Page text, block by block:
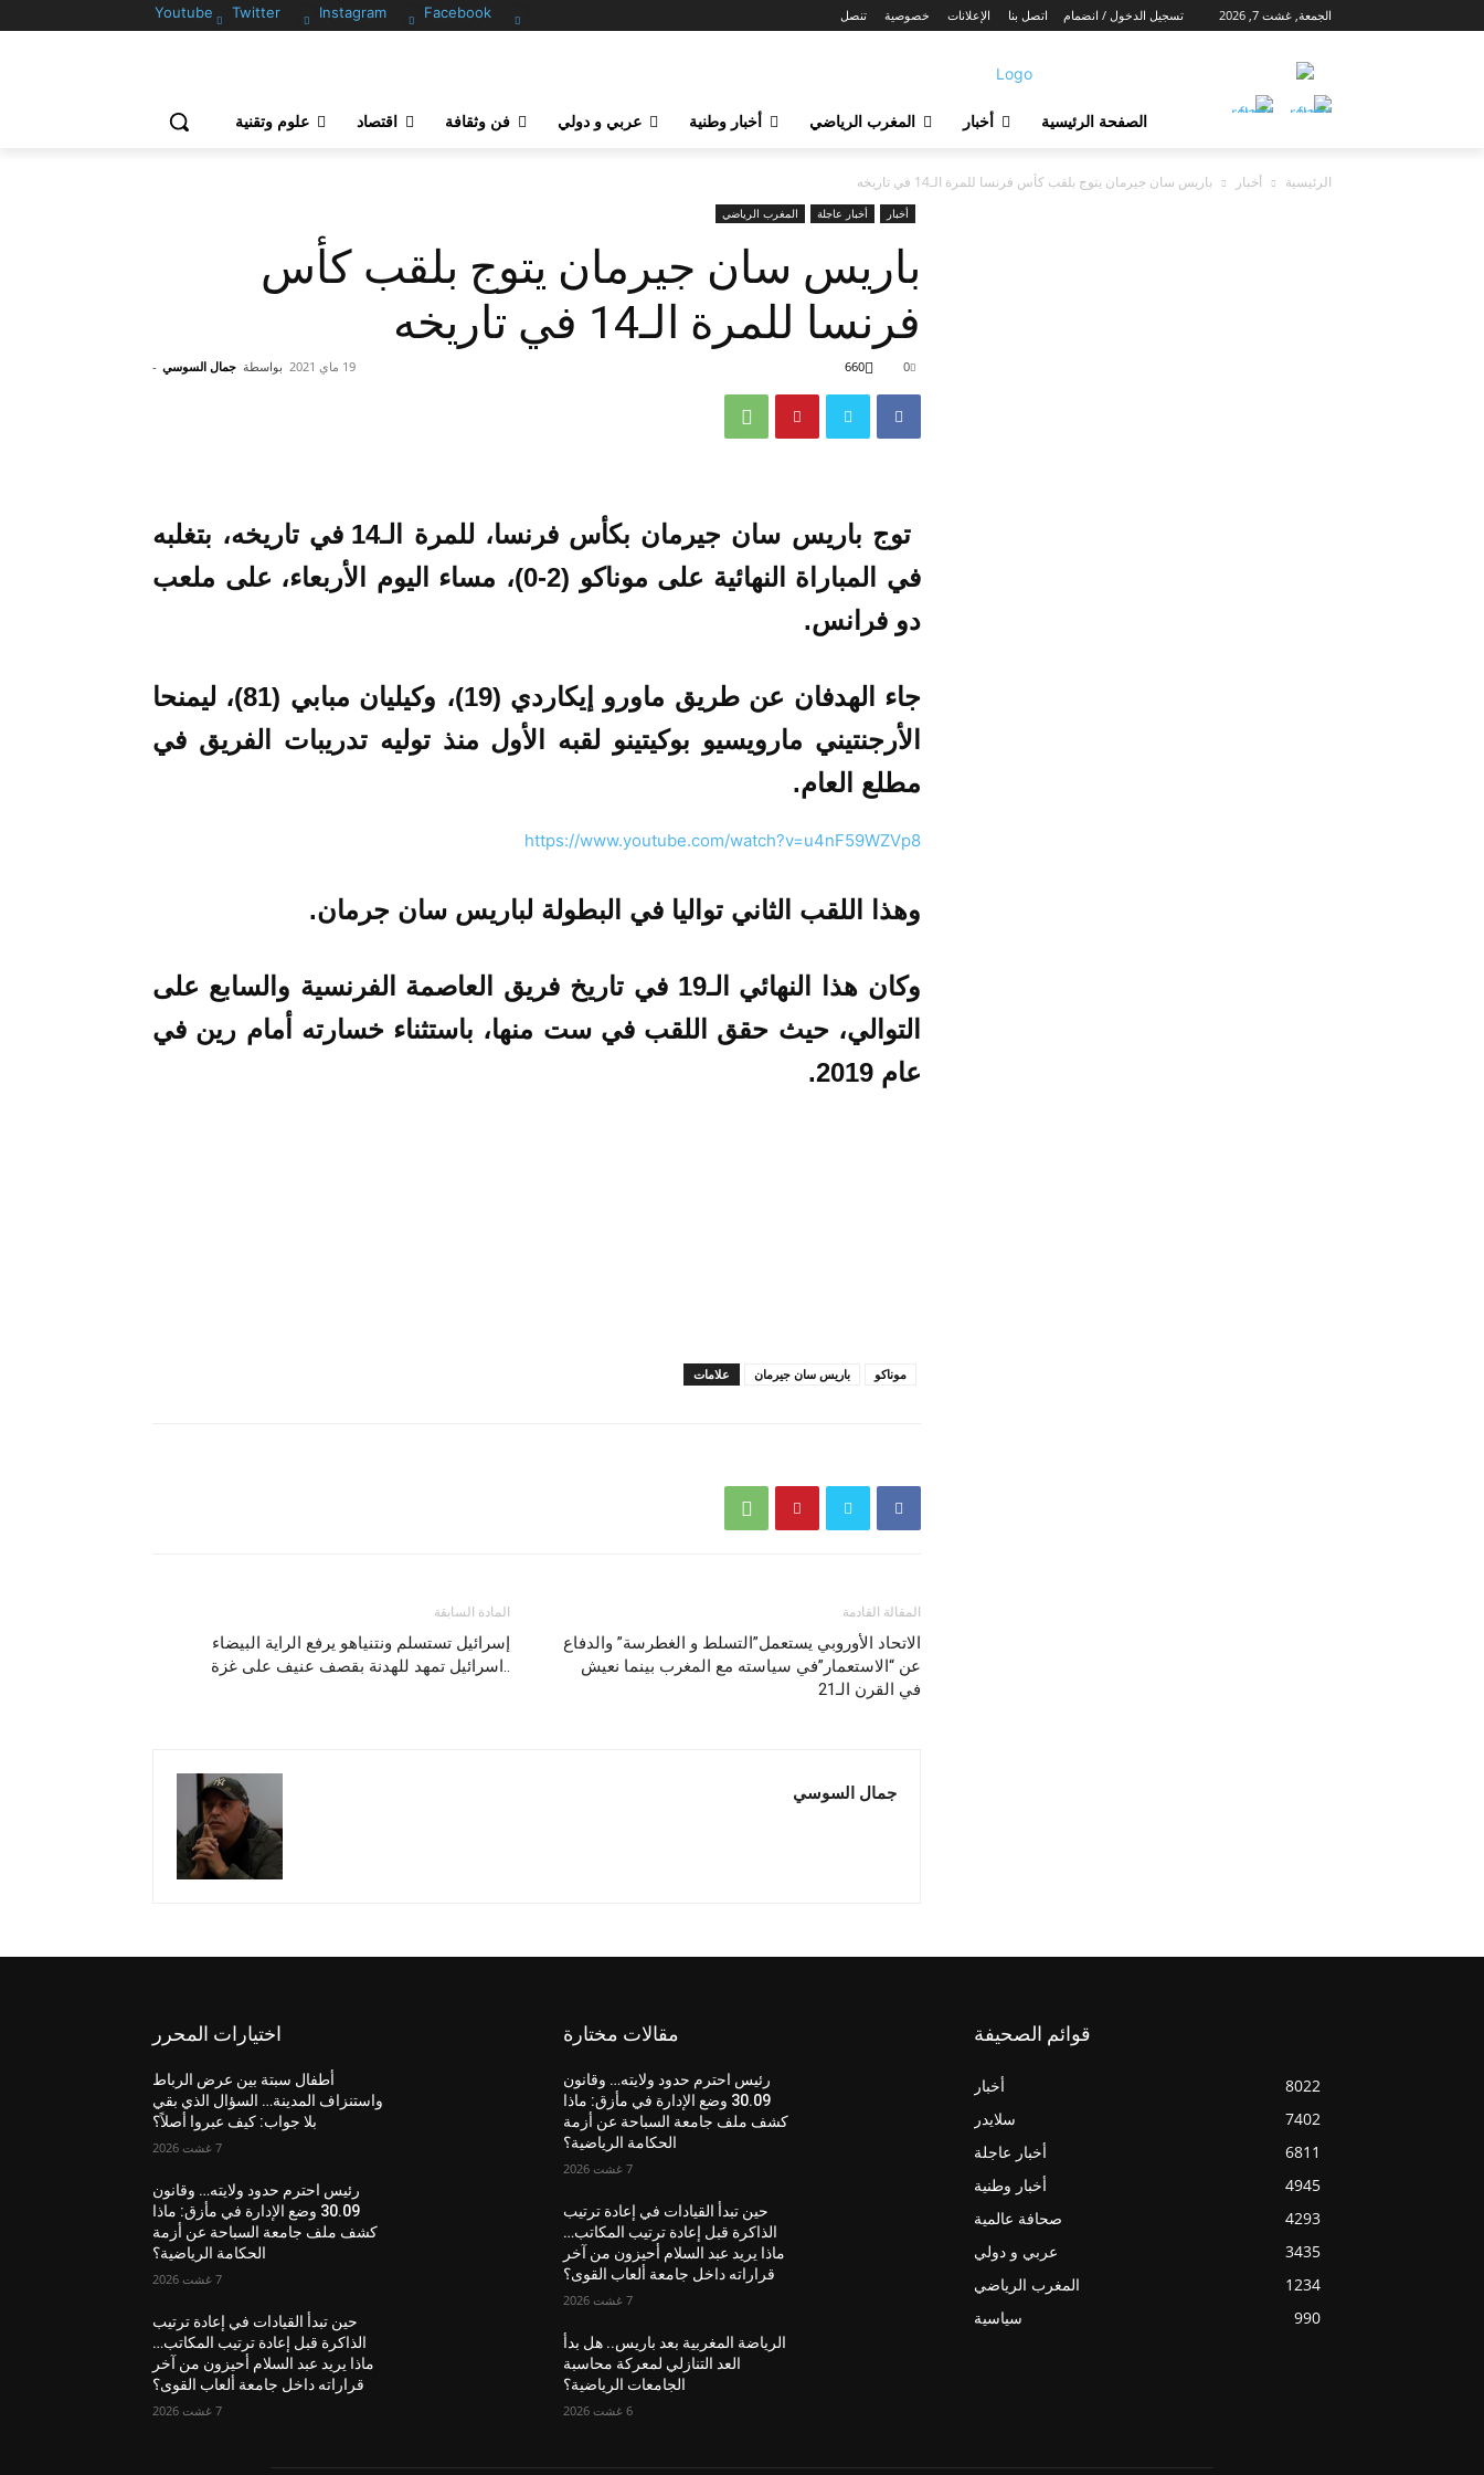
Facebook
Instagram
Twitter
Youtube الجمعة, غشت 7, 2026 تسجيل الدخول / انضمام تنصل خصوصية الإعلانات اتصل بنا
الصفحة الرئيسية أخبار المغرب الرياضي أخبار وطنية عربي و دولي فن وثقافة اقتصاد علوم وتقنية
الرئيسية أخبار باريس سان جيرمان يتوج بلقب كأس فرنسا للمرة الـ14 في تاريخه
أخبار أخبار عاجلة المغرب الرياضي
باريس سان جيرمان يتوج بلقب كأس
فرنسا للمرة الـ14 في تاريخه
بواسطة جمال السوسي - 19 ماي 2021 0
660
توج باريس سان جيرمان بكأس فرنسا، للمرة الـ14 في تاريخه، بتغلبه
في المباراة النهائية على موناكو (2-0)، مساء اليوم الأربعاء، على ملعب
دو فرانس.
جاء الهدفان عن طريق ماورو إيكاردي (19)، وكيليان مبابي (81)، ليمنحا
الأرجنتيني مارويسيو بوكيتينو لقبه الأول منذ توليه تدريبات الفريق في
مطلع العام.
https://www.youtube.com/watch?v=u4nF59WZVp8
وهذا اللقب الثاني تواليا في البطولة لباريس سان جرمان.
وكان هذا النهائي الـ19 في تاريخ فريق العاصمة الفرنسية والسابع على
التوالي، حيث حقق اللقب في ست منها، باستثناء خسارته أمام رين في
عام 2019.
علامات باريس سان جيرمان موناكو
المادة السابقة
إسرائيل تستسلم ونتنياهو يرفع الراية البيضاء
..اسرائيل تمهد للهدنة بقصف عنيف على غزة
المقالة القادمة
الاتحاد الأوروبي يستعمل”التسلط و الغطرسة” والدفاع
عن “الاستعمار”في سياسته مع المغرب بينما نعيش
في القرن الـ21
جمال السوسي
اختيارات المحرر
أطفال سبتة بين عرض الرباط
واستنزاف المدينة… السؤال الذي بقي
بلا جواب: كيف عبروا أصلاً؟
7 غشت 2026
رئيس احترم حدود ولايته… وقانون
30.09 وضع الإدارة في مأزق: ماذا
كشف ملف جامعة السباحة عن أزمة
الحكامة الرياضية؟
7 غشت 2026
حين تبدأ القيادات في إعادة ترتيب
الذاكرة قبل إعادة ترتيب المكاتب…
ماذا يريد عبد السلام أحيزون من آخر
قراراته داخل جامعة ألعاب القوى؟
7 غشت 2026
مقالات مختارة
رئيس احترم حدود ولايته… وقانون
30.09 وضع الإدارة في مأزق: ماذا
كشف ملف جامعة السباحة عن أزمة
الحكامة الرياضية؟
7 غشت 2026
حين تبدأ القيادات في إعادة ترتيب
الذاكرة قبل إعادة ترتيب المكاتب…
ماذا يريد عبد السلام أحيزون من آخر
قراراته داخل جامعة ألعاب القوى؟
7 غشت 2026
الرياضة المغربية بعد باريس.. هل بدأ
العد التنازلي لمعركة محاسبة
الجامعات الرياضية؟
6 غشت 2026
قوائم الصحيفة
أخبار
8022
سلايدر
7402
أخبار عاجلة
6811
أخبار وطنية
4945
صحافة عالمية
4293
عربي و دولي
3435
المغرب الرياضي
1234
سياسية
990